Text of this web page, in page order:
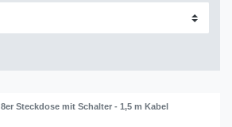
8er Steckdose mit Schalter - 1,5 m Kabel